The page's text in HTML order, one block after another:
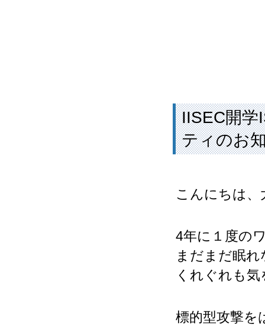
IISEC開学
ティのお
こんにちは、
4年に１度の
まだまだ眠
くれぐれも
標的型攻撃を